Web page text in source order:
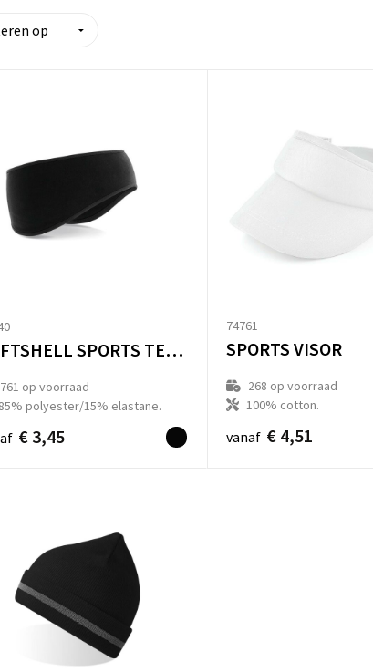
SOFTSHELL SPORTS TECH HEADBAND
761 op voorraad
85% polyester/15% elastane.
€ 3,45
74761
SPORTS VISOR
268 op voorraad
100% cotton.
vanaf € 4,51